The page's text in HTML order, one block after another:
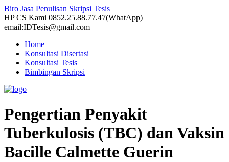
Biro Jasa Penulisan Skripsi Tesis
HP CS Kami 0852.25.88.77.47(WhatApp)
email:IDTesis@gmail.com
Home
Konsultasi Disertasi
Konsultasi Tesis
Bimbingan Skripsi
Pengertian Penyakit
Tuberkulosis (TBC) dan Vaksin
Bacille Calmette Guerin